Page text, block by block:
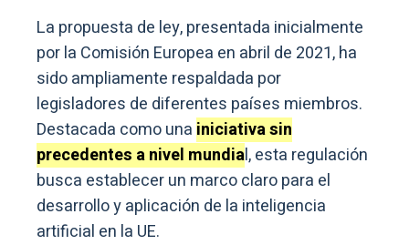
La propuesta de ley, presentada inicialmente
por la Comisión Europea en abril de 2021, ha
sido ampliamente respaldada por
legisladores de diferentes países miembros.
Destacada como una iniciativa sin
precedentes a nivel mundial, esta regulación
busca establecer un marco claro para el
desarrollo y aplicación de la inteligencia
artificial en la UE.